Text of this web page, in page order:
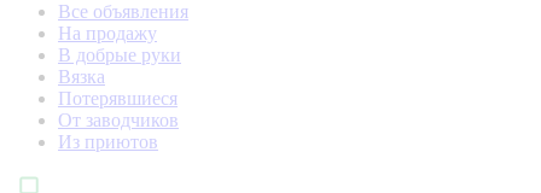
Все объявления
На продажу
В добрые руки
Вязка
Потерявшиеся
От заводчиков
Из приютов